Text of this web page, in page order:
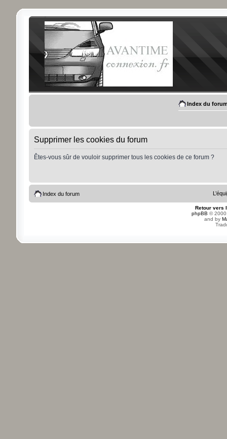
Index du
Supprimer les cookies du forum
Êtes-vous sûr de vouloir supprimer tous les cookies de ce forum ?
Index du forum
Retour vers
phpBB ©
and by